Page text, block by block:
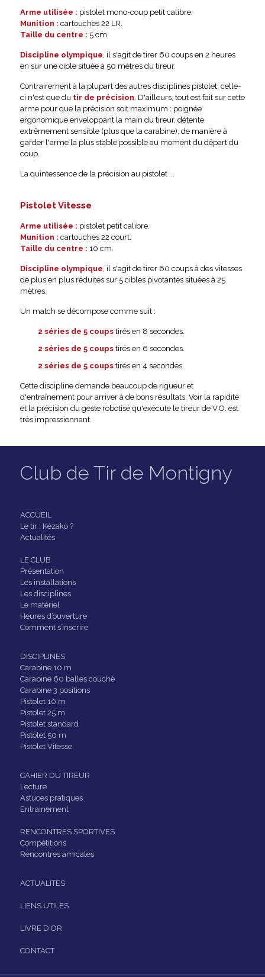
Arme utilisée : pistolet mono-coup petit calibre.
Munition : cartouches 22 LR.
Taille du centre : 5 cm.
Discipline olympique, il s'agit de tirer 60 coups en 2 heures
en sur une cible située à 50 mètres du tireur.
Contrairement à la plupart des autres disciplines pistolet, celle-
ci n'est que du tir de précision. D'ailleurs, tout est fait sur cette
arme pour que la précision soit maximum : poignée
ergonomique enveloppant la main du tireur, détente
extrêmement sensible (plus que la carabine), de manière à
garder l'arme la plus stable possible au moment du départ du
coup.
La quintessence de la précision au pistolet ...
Pistolet Vitesse
Arme utilisée : pistolet petit calibre.
Munition : cartouches 22 court.
Taille du centre : 10 cm.
Discipline olympique, il s'agit de tirer 60 coups à des vitesses
de plus en plus réduites sur 5 cibles pivotantes situées à 25
mètres.
Un match se décompose comme suit :
2 séries de 5 coupstirés en 8 secondes.
2 séries de 5 coupstirés en 6 secondes.
2 séries de 5 coupstirés en 4 secondes.
Cette discipline demande beaucoup de rigueur et
d'entraînement pour arriver à de bons résultats. Voir la rapidité
et la précision du geste robotisé qu'exécute le tireur de V.O. est
très impressionnant.
Club de Tir de Montigny
ACCUEIL
Le tir : Kézako ?
Actualités
LE CLUB
Présentation
Les installations
Les disciplines
Le matériel
Heures d’ouverture
Comment s’inscrire
DISCIPLINES
Carabine 10 m
Carabine 60 balles couché
Carabine 3 positions
Pistolet 10 m
Pistolet 25 m
Pistolet standard
Pistolet 50 m
Pistolet Vitesse
CAHIER DU TIREUR
Lecture
Astuces pratiques
Entrainement
RENCONTRES SPORTIVES
Compétitions
Rencontres amicales
ACTUALITES
LIENS UTILES
LIVRE D'OR
CONTACT